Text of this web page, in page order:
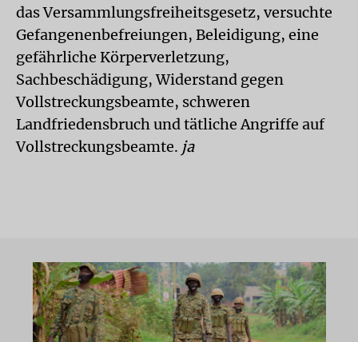
das Versammlungsfreiheitsgesetz, versuchte
Gefangenenbefreiungen, Beleidigung, eine
gefährliche Körperverletzung,
Sachbeschädigung, Widerstand gegen
Vollstreckungsbeamte, schweren
Landfriedensbruch und tätliche Angriffe auf
Vollstreckungsbeamte. ja